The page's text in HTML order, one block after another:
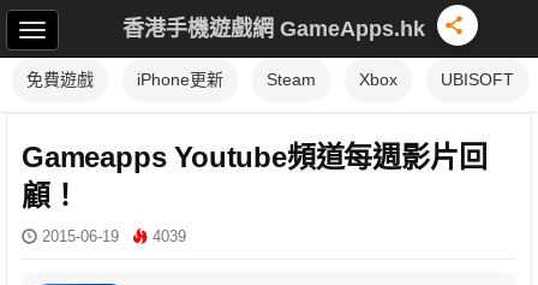
香港手機遊戲網 GameApps.hk
免費遊戲 iPhone更新 Steam Xbox UBISOFT
Gameapps Youtube頻道每週影片回
顧！
2015-06-19 4039